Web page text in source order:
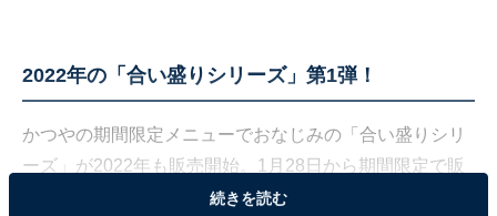
2022年の「合い盛りシリーズ」第1弾！
かつやの期間限定メニューでおなじみの「合い盛りシリ
ーズ」が2022年も販売開始。1月28日から期間限定で販
売中の「ロースカツと豚スタミナ焼肉丼」は、60gのロ
続きを読む